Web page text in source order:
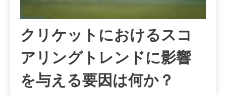
クリケットにおけるスコ
アリングトレンドに影響
を与える要因は何か？